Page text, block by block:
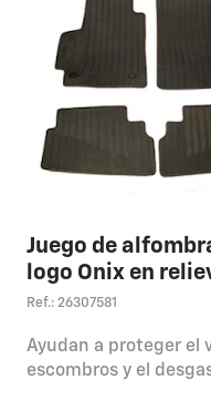
Juego de
logo Onix en
Ref.: 26307581
Ayudan a proteger el
escombros y el